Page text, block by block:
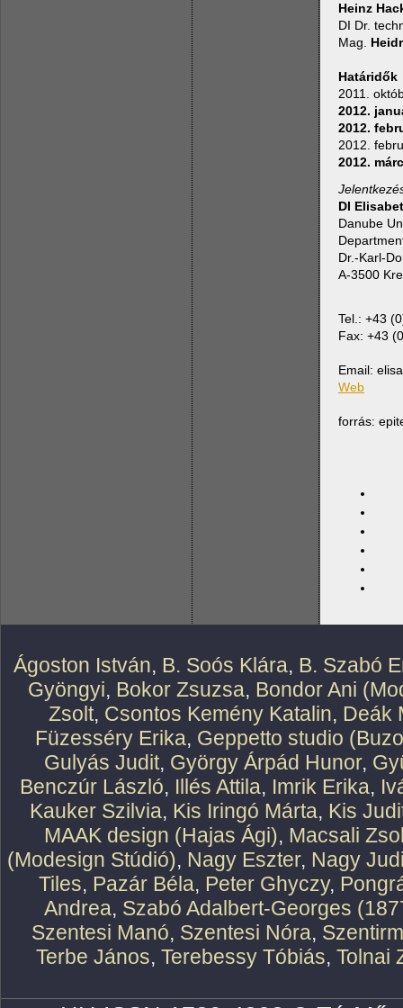
Heinz
DI Dr.
Mag.
Határidők
2011.
2012.
2012.
2012.
2012.
DI
Danube
Dr.-Karl-
A-3500
Tel.: +43
Fax: +43
Email:
Web
forrás:
Ágoston István, B. Soós Klára, B. Szabó
Gyöngyi, Bokor Zsuzsa, Bondor Ani
Zsolt, Csontos Kemény Katalin, Deák
Füzesséry Erika, Geppetto studio
Gulyás Judit, György Árpád Hunor,
Benczúr László, Illés Attila, Imrik Erika,
Kauker Szilvia, Kis Iringó Márta, Kis
MAAK design (Hajas Ági), Macsali
(Modesign Stúdió), Nagy Eszter, Nagy
Tiles, Pazár Béla, Peter Ghyczy,
Andrea, Szabó Adalbert-Georges
Szentesi Manó, Szentesi Nóra,
Terbe János, Terebessy Tóbiás, Tolnai